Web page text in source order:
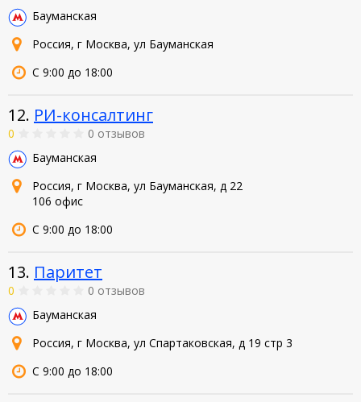
Бауманская
Россия, г Москва, ул Бауманская
С 9:00 до 18:00
12. РИ-консалтинг
0
0 отзывов
Бауманская
Россия, г Москва, ул Бауманская, д 22
106 офис
С 9:00 до 18:00
13. Паритет
0
0 отзывов
Бауманская
Россия, г Москва, ул Спартаковская, д 19 стр 3
С 9:00 до 18:00